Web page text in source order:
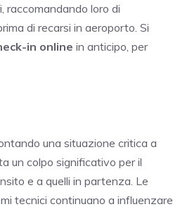
raccomandando loro di
di recarsi in aeroporto. Si
in online in anticipo, per
una situazione critica a
un colpo significativo per il
e a quelli in partenza. Le
tecnici continuano a influenzare